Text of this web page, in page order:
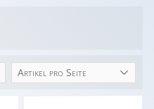
Artikel pro Seite